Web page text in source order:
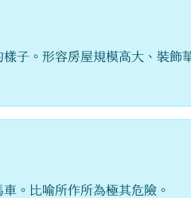
子。形容房屋規模高大、裝飾
。比喻所作所為極其危險。